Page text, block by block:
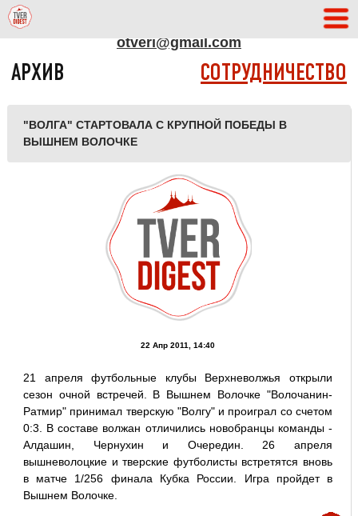
otveri@gmail.com
АРХИВ СОТРУДНИЧЕСТВО
"ВОЛГА" СТАРТОВАЛА С КРУПНОЙ ПОБЕДЫ В
ВЫШНЕМ ВОЛОЧКЕ
22 Апр 2011, 14:40
21 апреля футбольные клубы Верхневолжья открыли
сезон очной встречей. В Вышнем Волочке "Волочанин-
Ратмир" принимал тверскую "Волгу" и проиграл со счетом
0:3. В составе волжан отличились новобранцы команды -
Алдашин, Чернухин и Очередин. 26 апреля
вышневолоцкие и тверские футболисты встретятся вновь
в матче 1/256 финала Кубка России. Игра пройдет в
Вышнем Волочке.